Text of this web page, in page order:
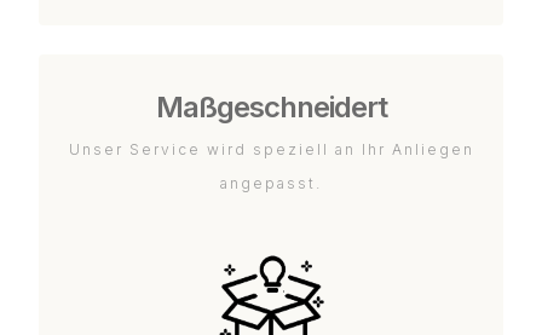
Maßgeschneidert
Unser Service wird speziell an Ihr Anliegen
angepasst.